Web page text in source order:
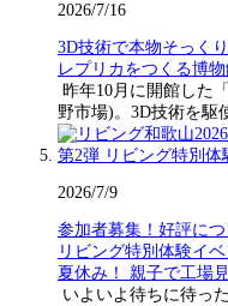
2026/7/16
3D技術で本物そっくり
レプリカをつくる博
昨年10月に開館した
野市場)。3D技術を
2026/7/9
参加者募集！好評に
リビング特別体験イベ
夏休み！ 親子で工場
いよいよ待ちに待っ